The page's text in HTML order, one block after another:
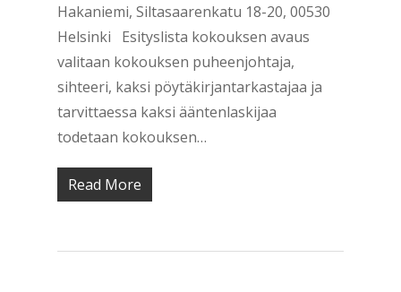
Hakaniemi, Siltasaarenkatu 18-20, 00530
Helsinki Esityslista kokouksen avaus
valitaan kokouksen puheenjohtaja,
sihteeri, kaksi pöytäkirjantarkastajaa ja
tarvittaessa kaksi ääntenlaskijaa
todetaan kokouksen…
Read More